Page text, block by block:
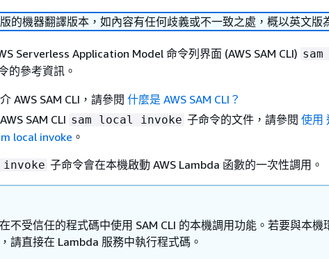
的機器翻譯版本，如內容有任何歧義或不一致之處，概以英文版
Serverless Application Model 命令列界面 (AWS SAM CLI)
的參考資訊。
AWS SAM CLI，請參閱 什麼是 AWS SAM CLI？
SAM CLI sam local invoke 子命令的文件，請參閱 使用
local invoke 。
子命令會在本機啟動 AWS Lambda 函數的一次性調用。
不受信任的程式碼中使用 SAM CLI 的本機調用功能。若要與本機
請直接在 Lambda 服務中執行程式碼。